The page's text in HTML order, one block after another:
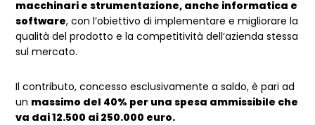
macchinari e strumentazione, anche informatica e
software, con l’obiettivo di implementare e migliorare la
qualità del prodotto e la competitività dell’azienda stessa
sul mercato.
Il contributo, concesso esclusivamente a saldo, è pari ad
un massimo del 40% per una spesa ammissibile che
va dai 12.500 ai 250.000 euro.